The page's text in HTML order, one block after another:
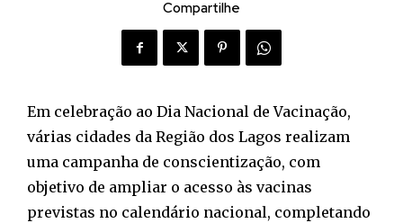
Compartilhe
Em celebração ao Dia Nacional de Vacinação,
várias cidades da Região dos Lagos realizam
uma campanha de conscientização, com
objetivo de ampliar o acesso às vacinas
previstas no calendário nacional, completando